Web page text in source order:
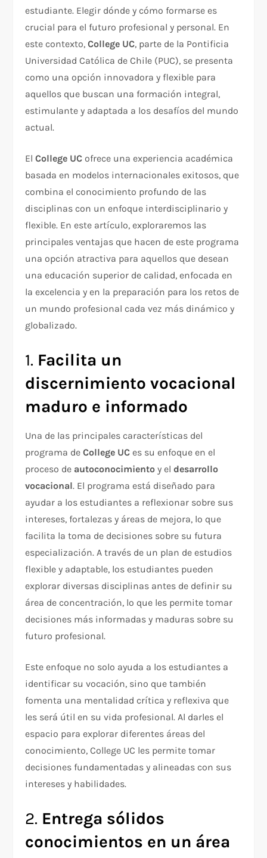
estudiante. Elegir dónde y cómo formarse es
crucial para el futuro profesional y personal. En
este contexto,College UC, parte de la Pontificia
Universidad Católica de Chile (PUC), se presenta
como una opción innovadora y flexible para
aquellos que buscan una formación integral,
estimulante y adaptada a los desafíos del mundo
actual.
ElCollege UC ofrece una experiencia académica
basada en modelos internacionales exitosos, que
combina el conocimiento profundo de las
disciplinas con un enfoque interdisciplinario y
flexible. En este artículo, exploraremos las
principales ventajas que hacen de este programa
una opción atractiva para aquellos que desean
una educación superior de calidad, enfocada en
la excelencia y en la preparación para los retos de
un mundo profesional cada vez más dinámico y
globalizado.
1. Facilita un
discernimiento vocacional
maduro e informado
Una de las principales características del
programa deCollege UC es su enfoque en el
proceso de autoconocimiento y eldesarrollo
vocacional. El programa está diseñado para
ayudar a los estudiantes a reflexionar sobre sus
intereses, fortalezas y áreas de mejora, lo que
facilita la toma de decisiones sobre su futura
especialización. A través de un plan de estudios
flexible y adaptable, los estudiantes pueden
explorar diversas disciplinas antes de definir su
área de concentración, lo que les permite tomar
decisiones más informadas y maduras sobre su
futuro profesional.
Este enfoque no solo ayuda a los estudiantes a
identificar su vocación, sino que también
fomenta una mentalidad crítica y reflexiva que
les será útil en su vida profesional. Al darles el
espacio para explorar diferentes áreas del
conocimiento, College UC les permite tomar
decisiones fundamentadas y alineadas con sus
intereses y habilidades.
2. Entrega sólidos
conocimientos en un área